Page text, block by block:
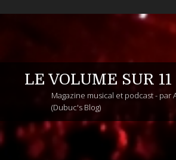
LE VOLUME SUR 11
Magazine musical et podcast -
(Dubuc's Blog)